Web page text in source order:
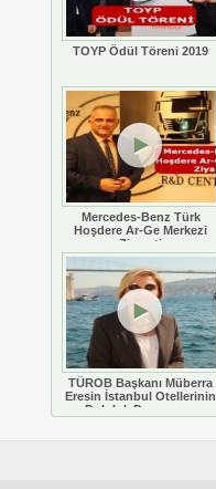
TOYP Ödül Töreni 2019
Mercedes-Benz Türk
Hoşdere Ar-Ge Merkezi
Ziyareti
TÜROB Başkanı Müberra
Eresin İstanbul Otellerinin
Doluluk Durumunu